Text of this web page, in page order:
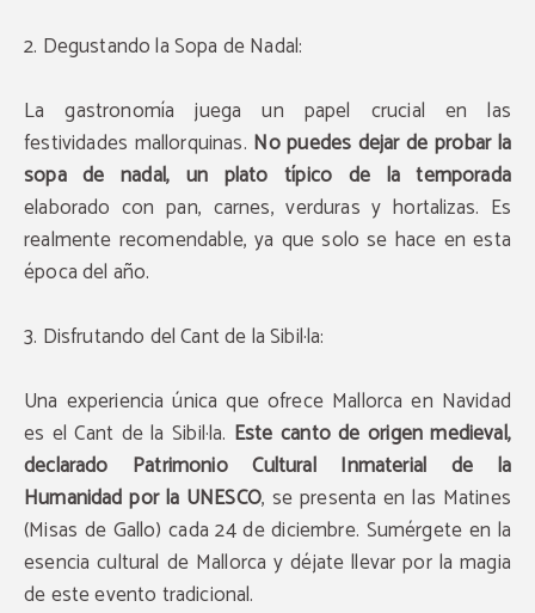
2. Degustando la Sopa de Nadal:
La gastronomía juega un papel crucial en las
festividades mallorquinas. No puedes dejar de probar la
sopa de nadal, un plato típico de la temporada
elaborado con pan, carnes, verduras y hortalizas. Es
realmente recomendable, ya que solo se hace en esta
época del año.
3. Disfrutando del Cant de la Sibil·la:
Una experiencia única que ofrece Mallorca en Navidad
es el Cant de la Sibil·la. Este canto de origen medieval,
declarado Patrimonio Cultural Inmaterial de la
Humanidad por la UNESCO, se presenta en las Matines
(Misas de Gallo) cada 24 de diciembre. Sumérgete en la
esencia cultural de Mallorca y déjate llevar por la magia
de este evento tradicional.